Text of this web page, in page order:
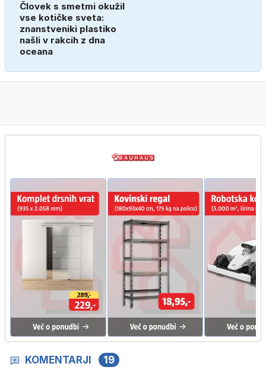
Človek s smetmi okužil
vse kotičke sveta:
znanstveniki plastiko
našli v rakcih z dna
oceana
KOMENTARJI 19